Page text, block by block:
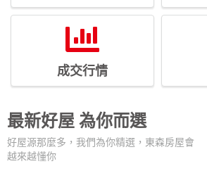
成交行情
最新好屋 為你而選
好屋源那麼多，我們為你精選，東森房屋會
越來越懂你